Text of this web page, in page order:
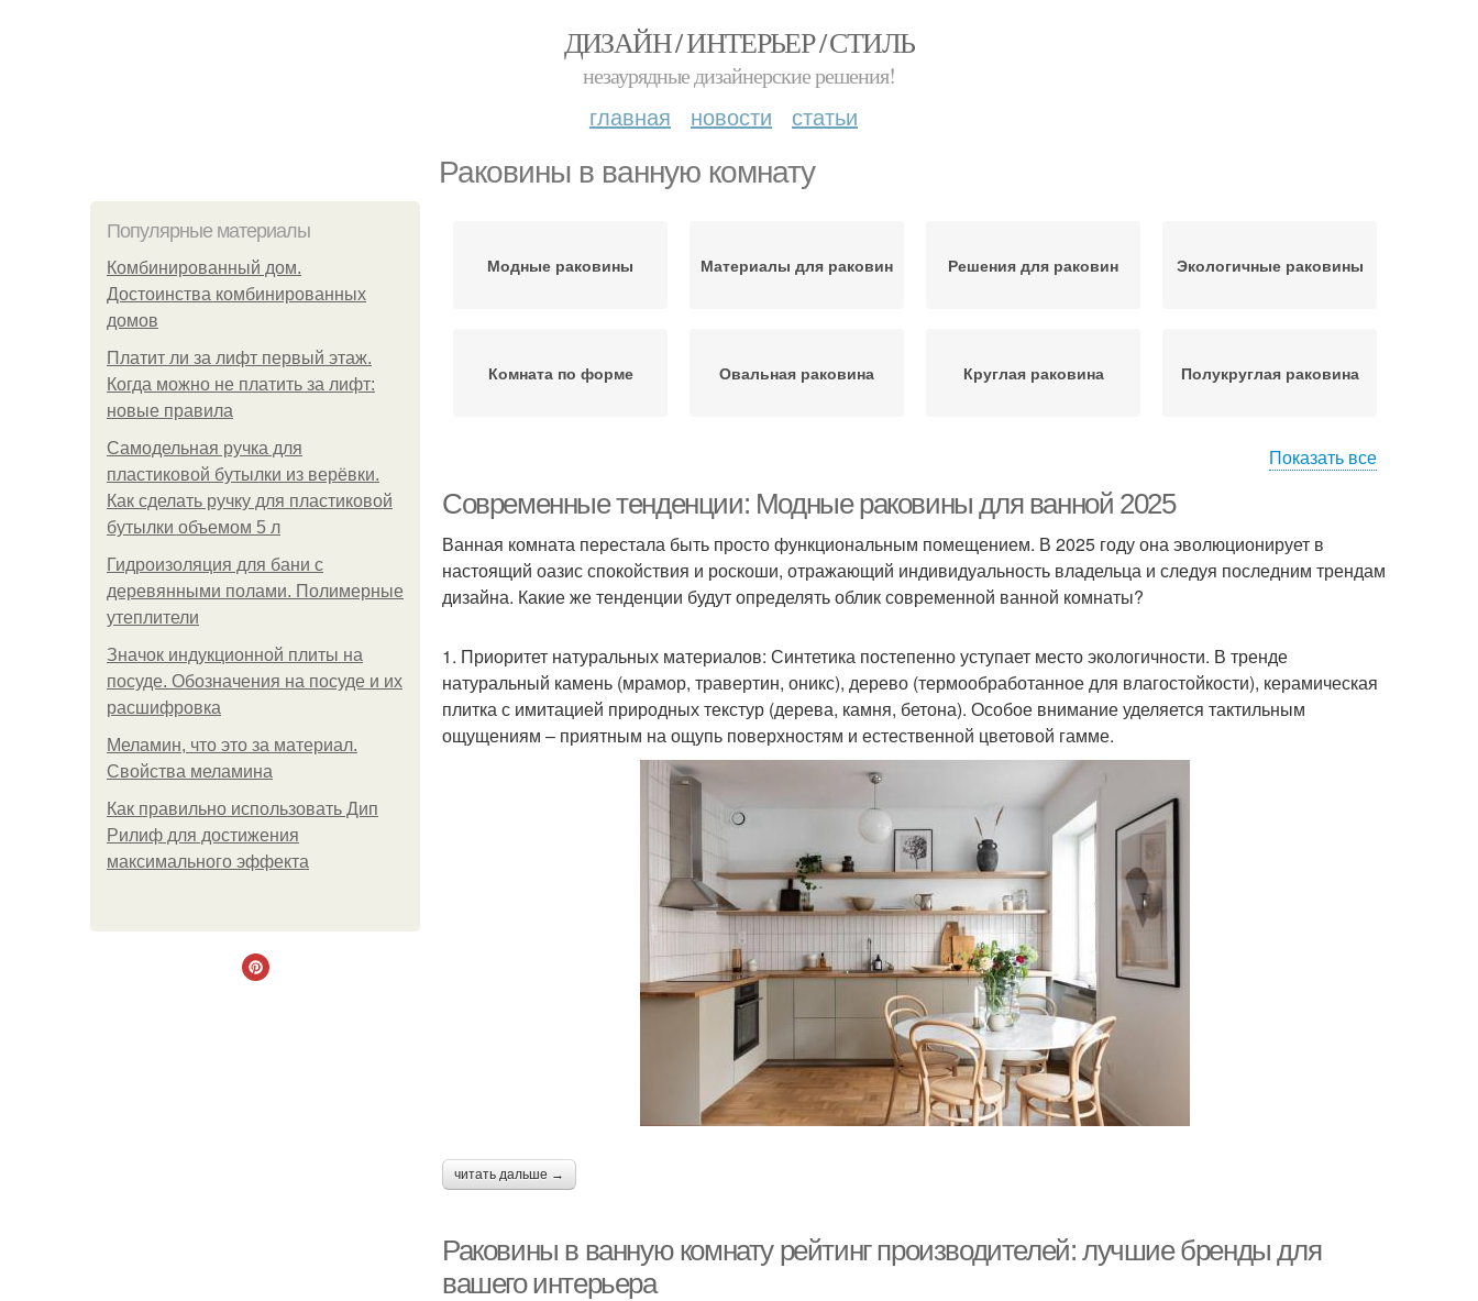
ДИЗАЙН / ИНТЕРЬЕР / СТИЛЬ
незаурядные дизайнерские решения!
главная новости статьи
Раковины в ванную комнату
Популярные материалы
Комбинированный дом.
Достоинства комбинированных
домов
Платит ли за лифт первый этаж.
Когда можно не платить за лифт:
новые правила
Самодельная ручка для
пластиковой бутылки из верёвки.
Как сделать ручку для пластиковой
бутылки объемом 5 л
Гидроизоляция для бани с
деревянными полами. Полимерные
утеплители
Значок индукционной плиты на
посуде. Обозначения на посуде и их
расшифровка
Меламин, что это за материал.
Свойства меламина
Как правильно использовать Дип
Рилиф для достижения
максимального эффекта
Модные раковины Материалы для раковин Решения для раковин Экологичные раковины
Комната по форме Овальная раковина Круглая раковина Полукруглая раковина
раковины
Раковины для ванной
Раковины от известных
производителей
Ванная комната Материал для раковины
Разница между
Раковины перед
покупкой
Цены на раковины
Показать все
Современные тенденции: Модные раковины для ванной 2025
Ванная комната перестала быть просто функциональным помещением. В 2025 году она эволюционирует в
настоящий оазис спокойствия и роскоши, отражающий индивидуальность владельца и следуя последним трендам
дизайна. Какие же тенденции будут определять облик современной ванной комнаты?
1. Приоритет натуральных материалов: Синтетика постепенно уступает место экологичности. В тренде
натуральный камень (мрамор, травертин, оникс), дерево (термообработанное для влагостойкости), керамическая
плитка с имитацией природных текстур (дерева, камня, бетона). Особое внимание уделяется тактильным
ощущениям – приятным на ощупь поверхностям и естественной цветовой гамме.
читать дальше →
Раковины в ванную комнату рейтинг производителей: лучшие бренды для
вашего интерьера